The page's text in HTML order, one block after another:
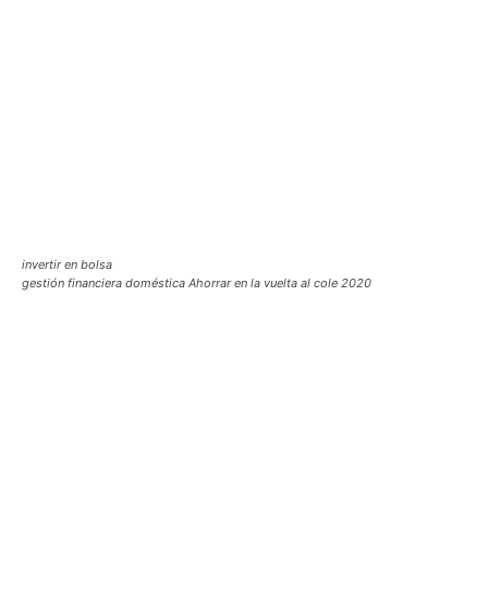
invertir en bolsa
gestión financiera doméstica Ahorrar en la vuelta al cole 2020